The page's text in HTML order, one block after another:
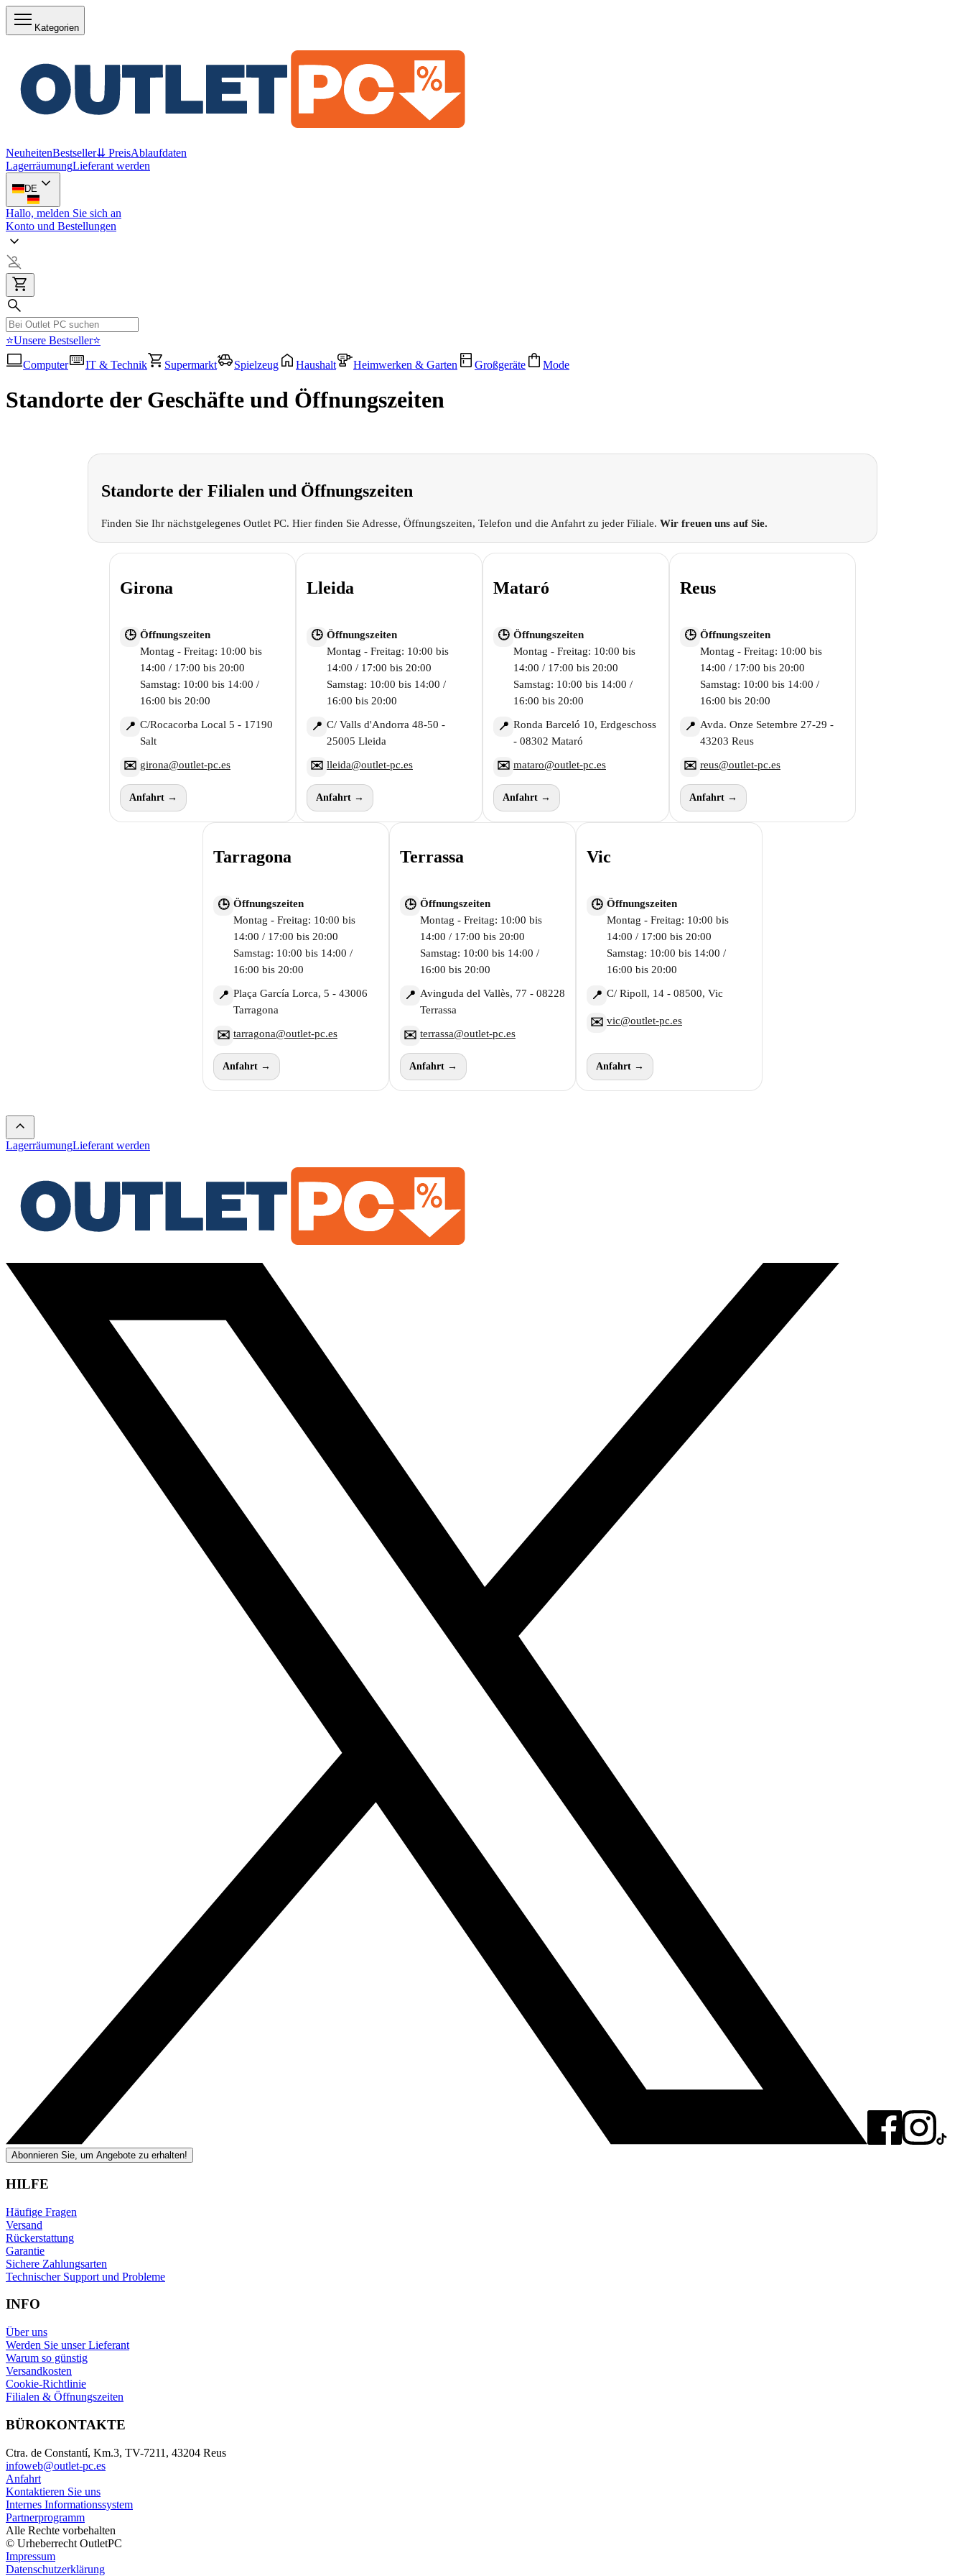
Kategorien
NeuheitenBestseller⇊ PreisAblaufdaten
LagerräumungLieferant werden
DE
Hallo, melden Sie sich an
Konto und Bestellungen
⭐Unsere Bestseller⭐
Computer
IT & Technik Supermarkt Spielzeug Haushalt Heimwerken & Garten Großgeräte Mode
Standorte der Geschäfte und Öffnungszeiten
Standorte der Filialen und Öffnungszeiten
Finden Sie Ihr nächstgelegenes Outlet PC. Hier finden Sie Adresse, Öffnungszeiten, Telefon und die Anfahrt zu jeder Filiale. Wir freuen uns auf Sie.
Girona
🕒 Öffnungszeiten
Montag - Freitag: 10:00 bis
14:00 / 17:00 bis 20:00
Samstag: 10:00 bis 14:00 /
16:00 bis 20:00
📍 C/Rocacorba Local 5 - 17190
Salt
✉️ girona@outlet-pc.es
Anfahrt →
Lleida
🕒 Öffnungszeiten
Montag - Freitag: 10:00 bis
14:00 / 17:00 bis 20:00
Samstag: 10:00 bis 14:00 /
16:00 bis 20:00
📍 C/ Valls d'Andorra 48-50 -
25005 Lleida
✉️ lleida@outlet-pc.es
Anfahrt →
Mataró
🕒 Öffnungszeiten
Montag - Freitag: 10:00 bis
14:00 / 17:00 bis 20:00
Samstag: 10:00 bis 14:00 /
16:00 bis 20:00
📍 Ronda Barceló 10, Erdgeschoss
- 08302 Mataró
✉️ mataro@outlet-pc.es
Anfahrt →
Reus
🕒 Öffnungszeiten
Montag - Freitag: 10:00 bis
14:00 / 17:00 bis 20:00
Samstag: 10:00 bis 14:00 /
16:00 bis 20:00
📍 Avda. Onze Setembre 27-29 -
43203 Reus
✉️ reus@outlet-pc.es
Anfahrt →
Tarragona
🕒 Öffnungszeiten
Montag - Freitag: 10:00 bis
14:00 / 17:00 bis 20:00
Samstag: 10:00 bis 14:00 /
16:00 bis 20:00
📍 Plaça García Lorca, 5 - 43006
Tarragona
✉️ tarragona@outlet-pc.es
Anfahrt →
Terrassa
🕒 Öffnungszeiten
Montag - Freitag: 10:00 bis
14:00 / 17:00 bis 20:00
Samstag: 10:00 bis 14:00 /
16:00 bis 20:00
📍 Avinguda del Vallès, 77 - 08228
Terrassa
✉️ terrassa@outlet-pc.es
Anfahrt →
Vic
🕒 Öffnungszeiten
Montag - Freitag: 10:00 bis
14:00 / 17:00 bis 20:00
Samstag: 10:00 bis 14:00 /
16:00 bis 20:00
📍 C/ Ripoll, 14 - 08500, Vic
✉️ vic@outlet-pc.es
Anfahrt →
LagerräumungLieferant werden
Abonnieren Sie, um Angebote zu erhalten!
HILFE
Häufige Fragen
Versand
Rückerstattung
Garantie
Sichere Zahlungsarten
Technischer Support und Probleme
INFO
Über uns
Werden Sie unser Lieferant
Warum so günstig
Versandkosten
Cookie-Richtlinie
Filialen & Öffnungszeiten
BÜROKONTAKTE
Ctra. de Constantí, Km.3, TV-7211, 43204 Reus
infoweb@outlet-pc.es
Anfahrt
Kontaktieren Sie uns
Internes Informationssystem
Partnerprogramm
Alle Rechte vorbehalten
© Urheberrecht OutletPC
Impressum
Datenschutzerklärung